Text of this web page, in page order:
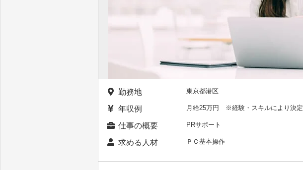
勤務地 東京都港区
年収例 月給25万円 ※経験・スキルにより決定
仕事の概要 PRサポート
求める人材 ＰＣ基本操作